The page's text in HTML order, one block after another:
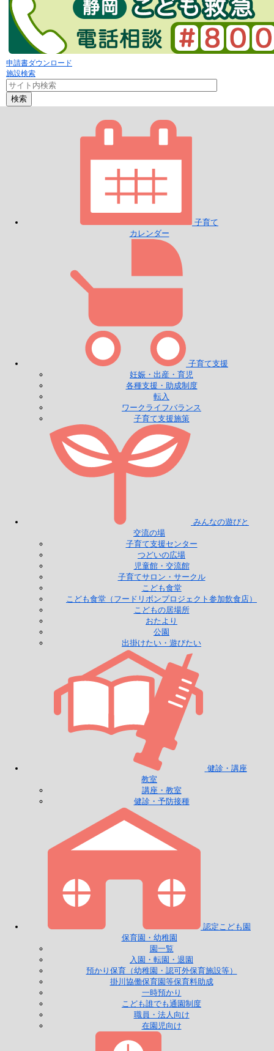
申請書ダウンロード
施設検索
検索
子育て
カレンダー
子育て支援
妊娠・出産・育児
各種支援・助成制度
転入
ワークライフバランス
子育て支援施策
みんなの遊びと
交流の場
子育て支援センター
つどいの広場
児童館・交流館
子育てサロン・サークル
こども食堂
こども食堂（フードリボンプロジェクト参加飲食店）
こどもの居場所
おたより
公園
出掛けたい・遊びたい
健診・講座
教室
講座・教室
健診・予防接種
認定こども園
保育園・幼稚園
園一覧
入園・転園・退園
預かり保育（幼稚園・認可外保育施設等）
掛川協働保育園等保育料助成
一時預かり
こども誰でも通園制度
職員・法人向け
在園児向け